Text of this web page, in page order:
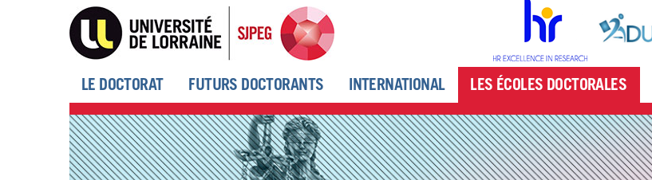
Menu
principal
LE DOCTORAT FUTURS DOCTORANTS INTERNATIONAL LES ÉCOLES DOCTORALES